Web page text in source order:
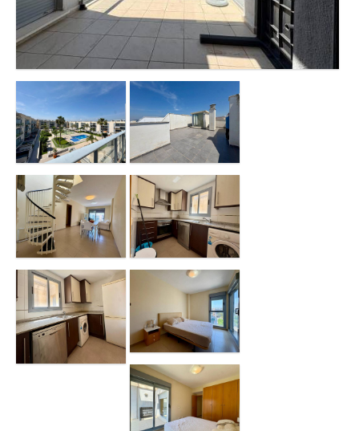
Oficina de Moncofa
Oficina de Valencia
Oficina Almenara